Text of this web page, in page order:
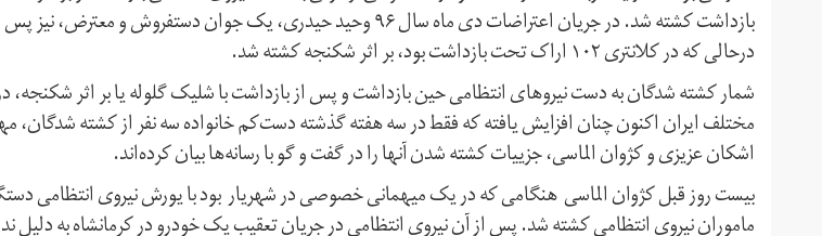
بازداشت کشته شد. در جریان اعتراضات دی ماه سال ۹۶ وحید حیدری، یک جوان دستفروش و
درحالی که در کلانتری ۱۰۲ اراک تحت بازداشت بود، بر اثر شکنجه کشته شد.
شمار کشته شدگان به دست نیروهای انتظامی حین بازداشت و پس از بازداشت با شلیک گلوله یا بر اثر شکنجه،
مختلف ایران اکنون چنان افزایش یافته که فقط در سه هفته گذشته دست‌کم خانواده سه نفر از کشته شدگان،
اشکان عزیزی و کژوان الماسی، جزییات کشته شدن آنها را در گفت و گو با رسانه‌ها بیان کرده‌اند.
بیست روز قبل کژوان الماسی هنگامی که در یک میهمانی خصوصی در شهریار بود با یورش نیروی انتظامی